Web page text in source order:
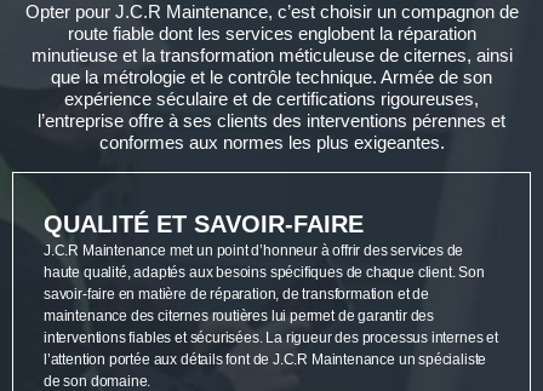
Opter pour J.C.R Maintenance, c’est choisir un compagnon de
route fiable dont les services englobent la réparation
minutieuse et la transformation méticuleuse de citernes, ainsi
que la métrologie et le contrôle technique. Armée de son
expérience séculaire et de certifications rigoureuses,
l’entreprise offre à ses clients des interventions pérennes et
conformes aux normes les plus exigeantes.
QUALITÉ ET SAVOIR-FAIRE
J.C.R Maintenance met un point d’honneur à offrir des services de
haute qualité, adaptés aux besoins spécifiques de chaque client. Son
savoir-faire en matière de réparation, de transformation et de
maintenance des citernes routières lui permet de garantir des
interventions fiables et sécurisées. La rigueur des processus internes et
l’attention portée aux détails font de J.C.R Maintenance un spécialiste
de son domaine.